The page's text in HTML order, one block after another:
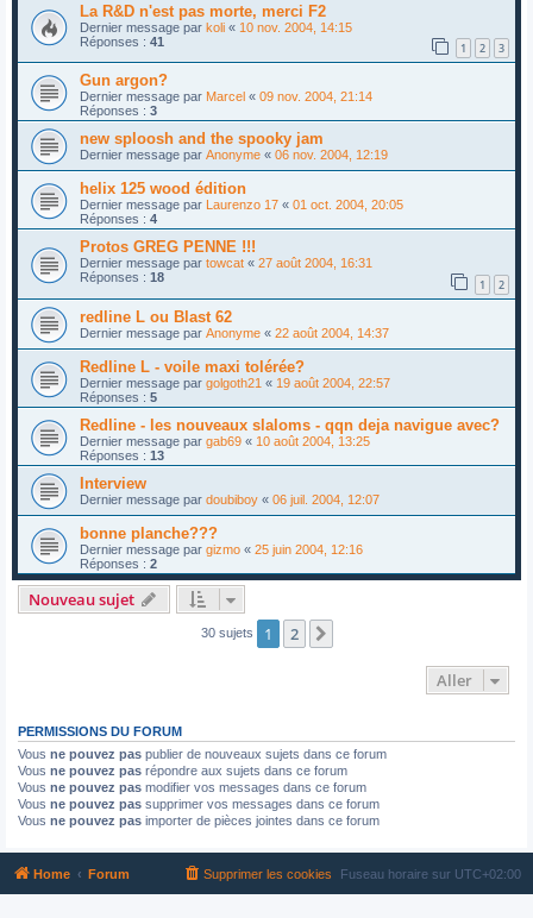
La R&D n'est pas morte, merci F2
Dernier message par koli « 10 nov. 2004, 14:15
Réponses : 41 1 2 3
Gun argon?
Dernier message par Marcel « 09 nov. 2004, 21:14
Réponses : 3
new sploosh and the spooky jam
Dernier message par Anonyme « 06 nov. 2004, 12:19
helix 125 wood édition
Dernier message par Laurenzo 17 « 01 oct. 2004, 20:05
Réponses : 4
Protos GREG PENNE !!!
Dernier message par towcat « 27 août 2004, 16:31
Réponses : 18 1 2
redline L ou Blast 62
Dernier message par Anonyme « 22 août 2004, 14:37
Redline L - voile maxi tolérée?
Dernier message par golgoth21 « 19 août 2004, 22:57
Réponses : 5
Redline - les nouveaux slaloms - qqn deja navigue avec?
Dernier message par gab69 « 10 août 2004, 13:25
Réponses : 13
Interview
Dernier message par doubiboy « 06 juil. 2004, 12:07
bonne planche???
Dernier message par gizmo « 25 juin 2004, 12:16
Réponses : 2
Nouveau sujet
30 sujets 1 2
Aller
PERMISSIONS DU FORUM
Vous ne pouvez pas publier de nouveaux sujets dans ce forum
Vous ne pouvez pas répondre aux sujets dans ce forum
Vous ne pouvez pas modifier vos messages dans ce forum
Vous ne pouvez pas supprimer vos messages dans ce forum
Vous ne pouvez pas importer de pièces jointes dans ce forum
Home Forum Fuseau horaire sur UTC+02:00
Supprimer les cookies